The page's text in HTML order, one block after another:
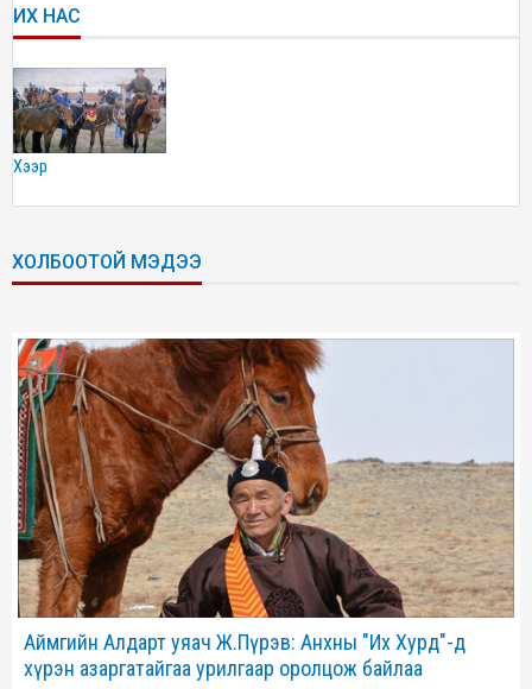
ИХ НАС
хээр
ХОЛБООТОЙ МЭДЭЭ
Аймгийн Алдарт уяач Ж.Пүрэв: Анхны "Их Хурд"-д
хүрэн азаргатайгаа урилгаар оролцож байлаа